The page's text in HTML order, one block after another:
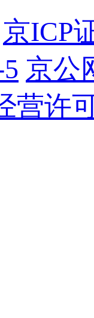
京ICP
京公
营许